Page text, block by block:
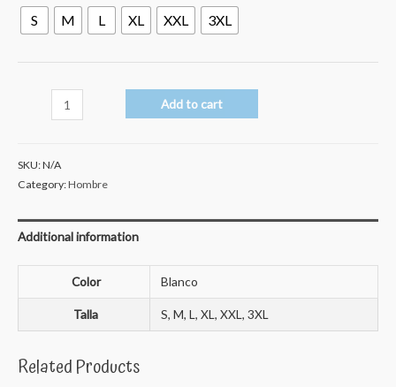
S M L XL XXL 3XL
quantity
Add to cart
SKU:N/A
Category:Hombre
Additional information
Color Blanco
Talla S, M, L, XL, XXL, 3XL
Related Products